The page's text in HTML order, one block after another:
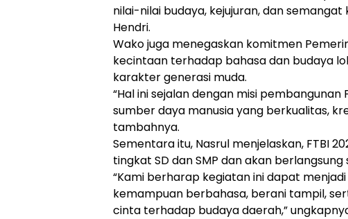
nilai-nilai budaya, kejujuran, dan
Hendri.
Wako juga menegaskan komitmen
kecintaan terhadap bahasa dan budaya
karakter generasi muda.
“Hal ini sejalan dengan misi
sumber daya manusia yang berkualitas,
tambahnya.
Sementara itu, Nasrul menjelaskan, FTBI
tingkat SD dan SMP dan akan berlangsung
“Kami berharap kegiatan ini dapat
kemampuan berbahasa, berani tampil,
cinta terhadap budaya daerah,”